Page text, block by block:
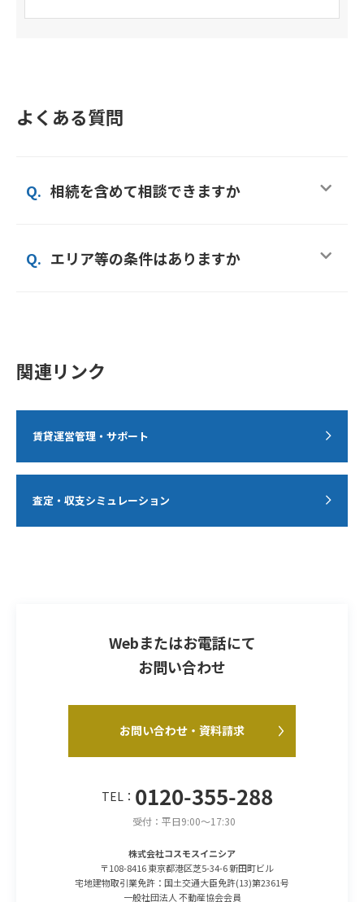
よくある質問
Q. 相続を含めて相談できますか
Q. エリア等の条件はありますか
関連リンク
賃貸運営管理・サポート
査定・収支シミュレーション
Webまたはお電話にて
お問い合わせ
お問い合わせ・資料請求
TEL： 0120-355-288
受付：平日9:00～17:30
株式会社コスモスイニシア
〒108-8416 東京都港区芝5-34-6 新田町ビル
宅地建物取引業免許：国土交通大臣免許(13)第2361号
一般社団法人 不動産協会会員